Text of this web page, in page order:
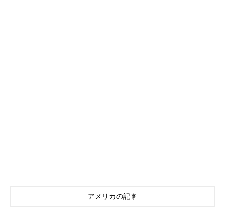
アメリカの記事